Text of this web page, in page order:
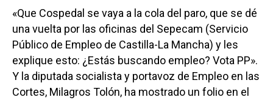
«Que Cospedal se vaya a la cola del paro, que se dé
una vuelta por las oficinas del Sepecam (Servicio
Público de Empleo de Castilla-La Mancha) y les
explique esto: ¿Estás buscando empleo? Vota PP».
Y la diputada socialista y portavoz de Empleo en las
Cortes, Milagros Tolón, ha mostrado un folio en el